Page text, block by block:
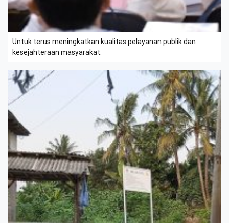
Untuk terus meningkatkan kualitas pelayanan publik dan
kesejahteraan masyarakat.